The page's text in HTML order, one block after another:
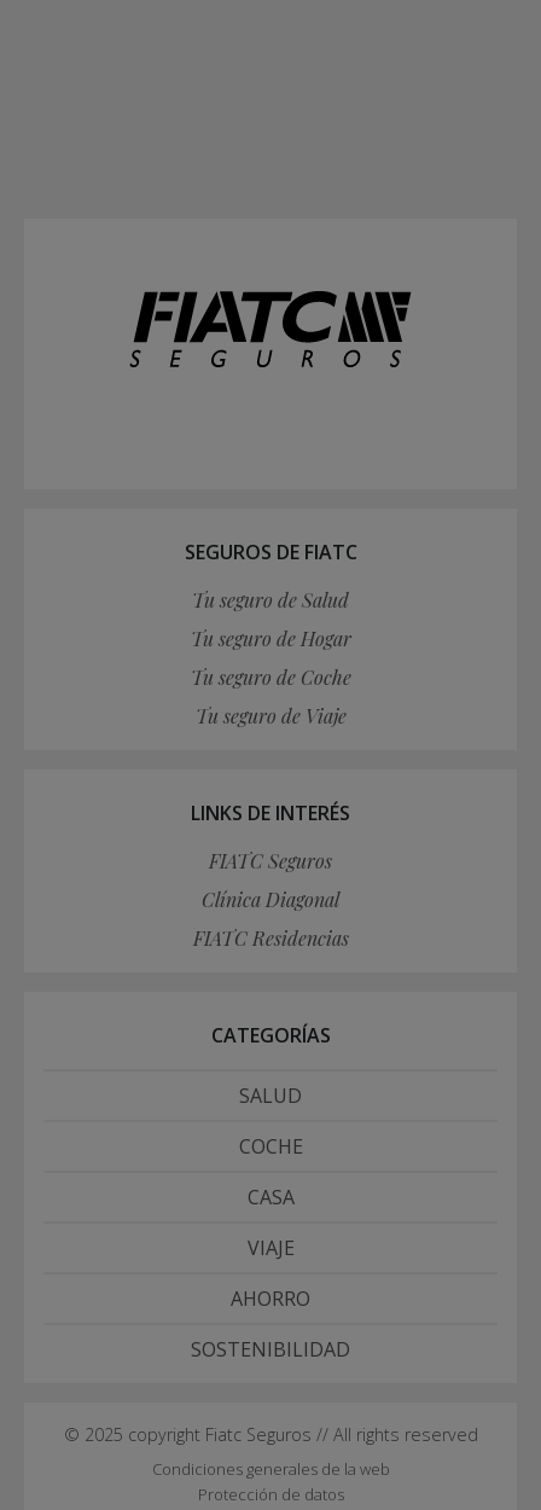
SEGUROS DE FIATC
Tu seguro de Salud
Tu seguro de Hogar
Tu seguro de Coche
Tu seguro de Viaje
LINKS DE INTERÉS
FIATC Seguros
Clínica Diagonal
FIATC Residencias
CATEGORÍAS
SALUD
COCHE
CASA
VIAJE
AHORRO
SOSTENIBILIDAD
© 2025 copyright Fiatc Seguros // All rights reserved
Condiciones generales de la web
Protección de datos